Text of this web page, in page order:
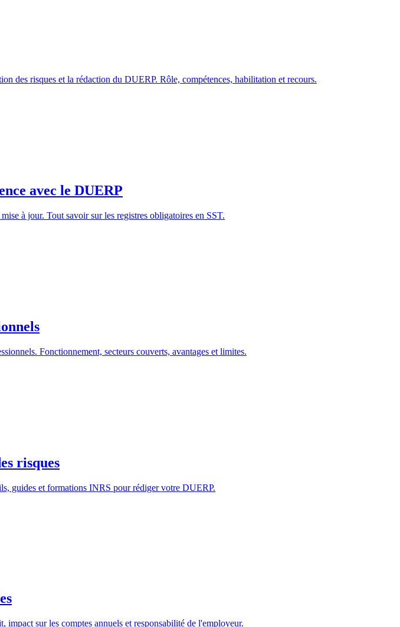
des risques et la rédaction du DUERP. Rôle, compétences, habilitation et recours.
avec le DUERP
à jour. Tout savoir sur les registres obligatoires en SST.
Fonctionnement, secteurs couverts, avantages et limites.
risques
guides et formations INRS pour rédiger votre DUERP.
sur les comptes annuels et responsabilité de l'employeur.